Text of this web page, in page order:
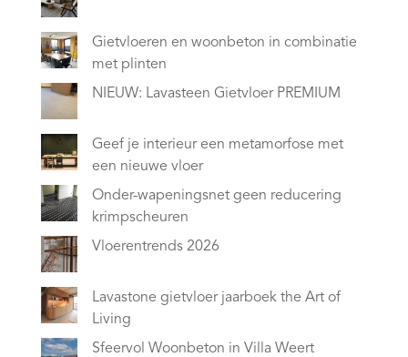
Gietvloeren en woonbeton in combinatie
met plinten
NIEUW: Lavasteen Gietvloer PREMIUM
Geef je interieur een metamorfose met
een nieuwe vloer
Onder-wapeningsnet geen reducering
krimpscheuren
Vloerentrends 2026
Lavastone gietvloer jaarboek the Art of
Living
Sfeervol Woonbeton in Villa Weert